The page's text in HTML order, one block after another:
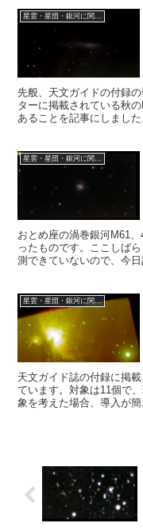
星雲・星団・銀河に関する情報
先般、天文ガイドの付録
ターに掲載されている秋
あることを記事にしまし
星雲・星団・銀河に関する情報
おとめ座の渦巻銀河M61
ったものです。ここしば
測できていないので、今日
星雲・星団・銀河に関する情報
天文ガイド誌の付録に掲
ています。対象は11個で
象を考えた場合、導入が